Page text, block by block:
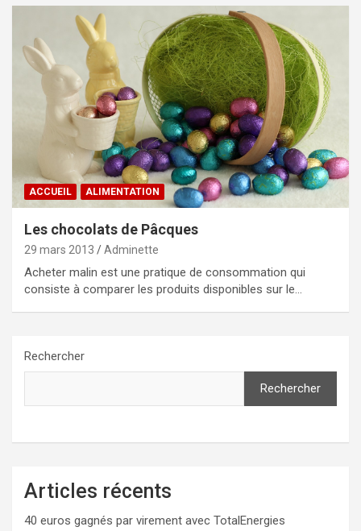
ACCUEIL ALIMENTATION
Les chocolats de Pâcques
29 mars 2013 Adminette
Acheter malin est une pratique de consommation qui
consiste à comparer les produits disponibles sur le…
Rechercher
Rechercher
Articles récents
40 euros gagnés par virement avec TotalEnergies